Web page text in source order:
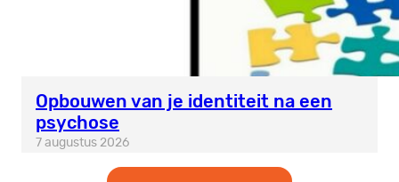
Opbouwen van je identiteit na een
psychose
7 augustus 2026